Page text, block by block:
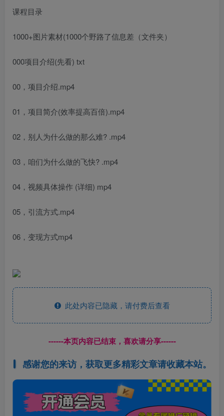
课程目录
1000+图片素材(1000个野路了信息差（文件夹）
000项目介绍(先看) txt
00，项目介绍.mp4
01，项目简介(效率提高百倍).mp4
02，别人为什么做的那么难? .mp4
03，咱们为什么做的飞快? .mp4
04，视频具体操作 (详细) mp4
05，引流方式.mp4
06，变现方式mp4
此处内容已隐藏，请付费后查看
------本页内容已结束，喜欢请分享------
感谢您的来访，获取更多精彩文章请收藏本站。